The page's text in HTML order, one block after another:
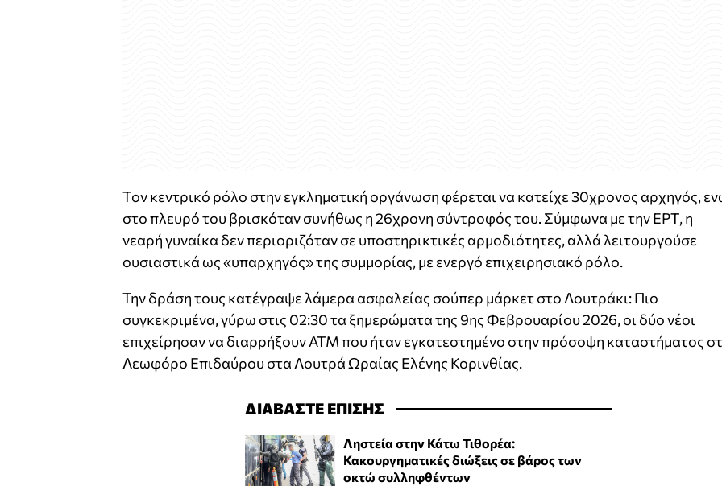
Τον κεντρικό ρόλο στην εγκληματική οργάνωση φέρεται να κατείχε 30χρονος αρχηγός,
στο πλευρό του βρισκόταν συνήθως η 26χρονη σύντροφός του. Σύμφωνα με την ΕΡΤ, η
νεαρή γυναίκα δεν περιοριζόταν σε υποστηρικτικές αρμοδιότητες, αλλά λειτουργούσε
ουσιαστικά ως «υπαρχηγός» της συμμορίας, με ενεργό επιχειρησιακό ρόλο.
Την δράση τους κατέγραψε λάμερα ασφαλείας σούπερ μάρκετ στο Λουτράκι: Πιο
συγκεκριμένα, γύρω στις 02:30 τα ξημερώματα της 9ης Φεβρουαρίου 2026, οι δύο νέοι
επιχείρησαν να διαρρήξουν ΑΤΜ που ήταν εγκατεστημένο στην πρόσοψη καταστήματος
Λεωφόρο Επιδαύρου στα Λουτρά Ωραίας Ελένης Κορινθίας.
ΔΙΑΒΑΣΤΕ ΕΠΙΣΗΣ
Ληστεία στην Κάτω Τιθορέα:
Κακουργηματικές διώξεις σε βάρος των
οκτώ συλληφθέντων